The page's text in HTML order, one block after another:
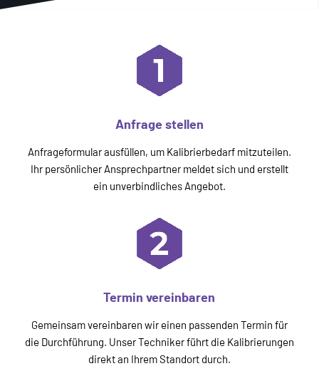
Anfrage stellen
Anfrageformular ausfüllen, um Kalibrierbedarf mitzuteilen.
Ihr persönlicher Ansprechpartner meldet sich und erstellt
ein unverbindliches Angebot.
Termin vereinbaren
Gemeinsam vereinbaren wir einen passenden Termin für
die Durchführung. Unser Techniker führt die Kalibrierungen
direkt an Ihrem Standort durch.